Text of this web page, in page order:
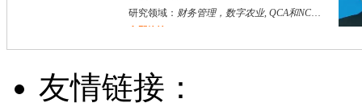
研究领域： 财务管理，数字农业, QCA和NCA分析，统计分析等
袁连升 长春市
硕导
学校：吉林工程技术师范学院
友情链接：